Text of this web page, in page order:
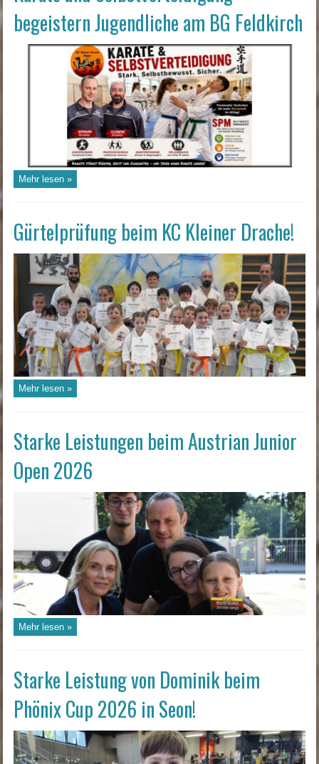
begeistern Jugendliche am BG Feldkirch
Mehr lesen »
Gürtelprüfung beim KC Kleiner Drache!
Mehr lesen »
Starke Leistungen beim Austrian Junior
Open 2026
Mehr lesen »
Starke Leistung von Dominik beim
Phönix Cup 2026 in Seon!